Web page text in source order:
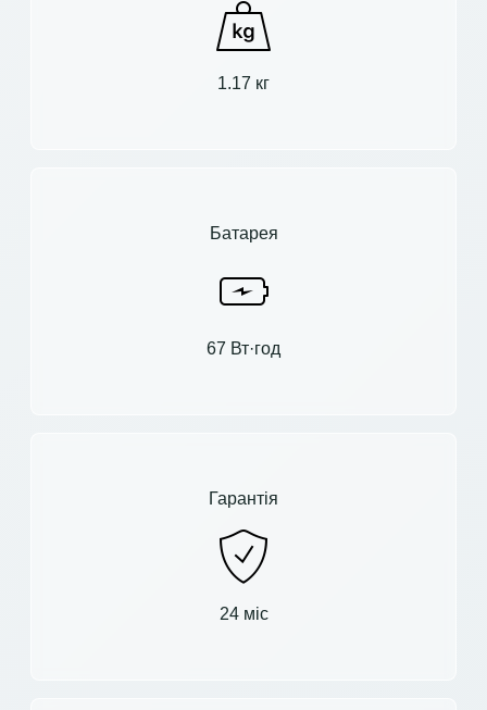
1.17 кг
Батарея
67 Вт·год
Гарантія
24 міс